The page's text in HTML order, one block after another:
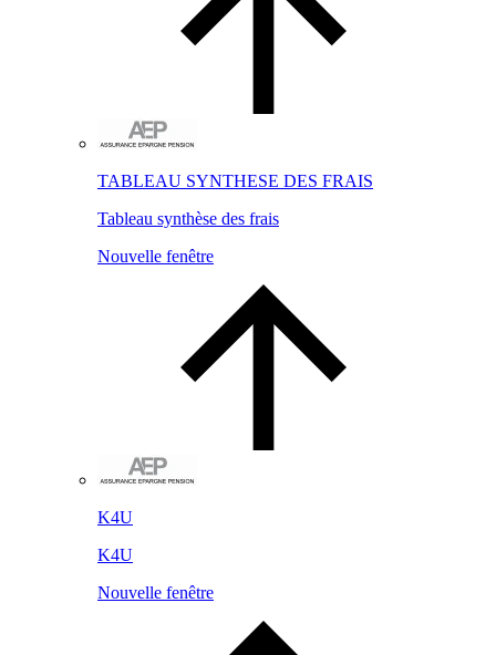
TABLEAU SYNTHESE DES FRAIS
Tableau synthèse des frais
Nouvelle fenêtre
K4U
K4U
Nouvelle fenêtre